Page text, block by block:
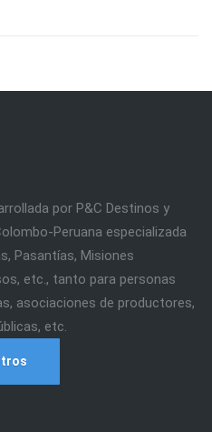
por P&C Destinos y
Peruana especializada
Pasantías, Misiones
etc., tanto para personas
asociaciones de productores,
etc.